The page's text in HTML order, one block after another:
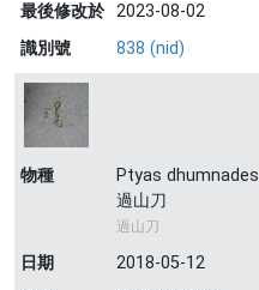
最後修改於 2023-08-02
識別號
838 (nid)
物種
Ptyas dhumnades
過山刀
過山刀
日期
2018-05-12